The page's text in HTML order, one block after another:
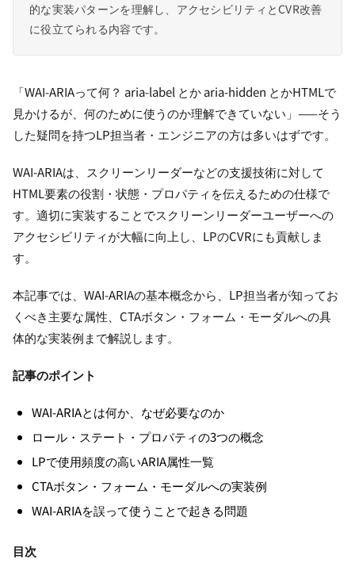
的な実装パターンを理解し、アクセシビリティとCVR改善
に役立てられる内容です。
「WAI-ARIAって何？ aria-label とか aria-hidden とかHTMLで
見かけるが、何のために使うのか理解できていない」——そう
した疑問を持つLP担当者・エンジニアの方は多いはずです。
WAI-ARIAは、スクリーンリーダーなどの支援技術に対して
HTML要素の役割・状態・プロパティを伝えるための仕様で
す。適切に実装することでスクリーンリーダーユーザーへの
アクセシビリティが大幅に向上し、LPのCVRにも貢献しま
す。
本記事では、WAI-ARIAの基本概念から、LP担当者が知ってお
くべき主要な属性、CTAボタン・フォーム・モーダルへの具
体的な実装例まで解説します。
記事のポイント
WAI-ARIAとは何か、なぜ必要なのか
ロール・ステート・プロパティの3つの概念
LPで使用頻度の高いARIA属性一覧
CTAボタン・フォーム・モーダルへの実装例
WAI-ARIAを誤って使うことで起きる問題
目次